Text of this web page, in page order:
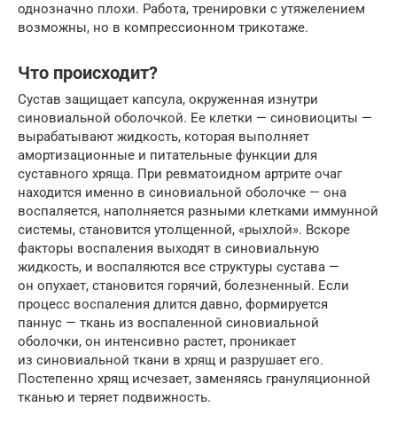
однозначно плохи. Работа, тренировки с утяжелением
возможны, но в компрессионном трикотаже.
Что происходит?
Сустав защищает капсула, окруженная изнутри
синовиальной оболочкой. Ее клетки — синовиоциты —
вырабатывают жидкость, которая выполняет
амортизационные и питательные функции для
суставного хряща. При ревматоидном артрите очаг
находится именно в синовиальной оболочке — она
воспаляется, наполняется разными клетками иммунной
системы, становится утолщенной, «рыхлой». Вскоре
факторы воспаления выходят в синовиальную
жидкость, и воспаляются все структуры сустава —
он опухает, становится горячий, болезненный. Если
процесс воспаления длится давно, формируется
паннус — ткань из воспаленной синовиальной
оболочки, он интенсивно растет, проникает
из синовиальной ткани в хрящ и разрушает его.
Постепенно хрящ исчезает, заменяясь грануляционной
тканью и теряет подвижность.